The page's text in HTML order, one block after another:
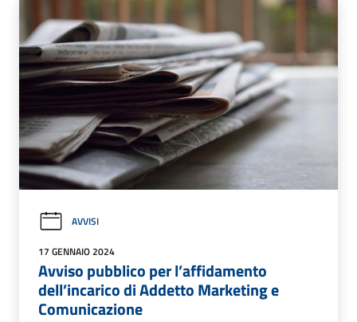
AVVISI
17 GENNAIO 2024
Avviso pubblico per l’affidamento
dell’incarico di Addetto Marketing e
Comunicazione